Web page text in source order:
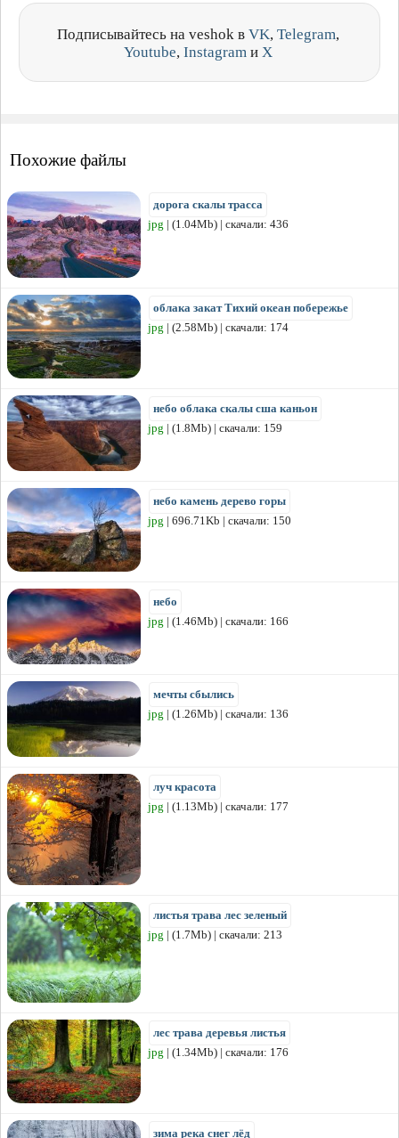
Подписывайтесь на veshok в VK, Telegram,
Youtube, Instagram и X
Похожие файлы
дорога скалы трасса
jpg | (1.04Mb) | скачали: 436
облака закат Тихий океан побережье
jpg | (2.58Mb) | скачали: 174
небо облака скалы сша каньон
jpg | (1.8Mb) | скачали: 159
небо камень дерево горы
jpg | 696.71Kb | скачали: 150
небо
jpg | (1.46Mb) | скачали: 166
мечты сбылись
jpg | (1.26Mb) | скачали: 136
луч красота
jpg | (1.13Mb) | скачали: 177
листья трава лес зеленый
jpg | (1.7Mb) | скачали: 213
лес трава деревья листья
jpg | (1.34Mb) | скачали: 176
зима река снег лёд